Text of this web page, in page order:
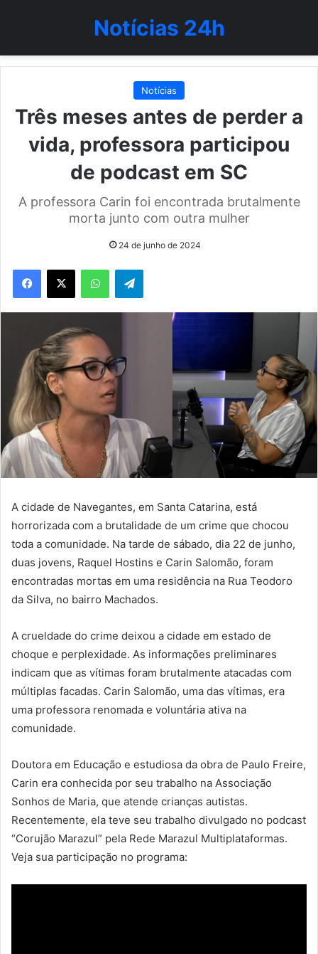
Notícias 24h
Notícias
Três meses antes de perder a
vida, professora participou
de podcast em SC
A professora Carin foi encontrada brutalmente
morta junto com outra mulher
24 de junho de 2024
WhatsAppTelegram
A cidade de Navegantes, em Santa Catarina, está
horrorizada com a brutalidade de um crime que chocou
toda a comunidade. Na tarde de sábado, dia 22 de junho,
duas jovens, Raquel Hostins e Carin Salomão, foram
encontradas mortas em uma residência na Rua Teodoro
da Silva, no bairro Machados.
A crueldade do crime deixou a cidade em estado de
choque e perplexidade. As informações preliminares
indicam que as vítimas foram brutalmente atacadas com
múltiplas facadas. Carin Salomão, uma das vítimas, era
uma professora renomada e voluntária ativa na
comunidade.
Doutora em Educação e estudiosa da obra de Paulo Freire,
Carin era conhecida por seu trabalho na Associação
Sonhos de Maria, que atende crianças autistas.
Recentemente, ela teve seu trabalho divulgado no podcast
“Corujão Marazul” pela Rede Marazul Multiplataformas.
Veja sua participação no programa: